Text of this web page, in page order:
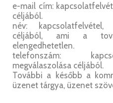
e-mail cím:
céljából.
név: kapcsolatfelvétel,
céljából, ami a
elengedhetetlen.
telefonszám:
megválaszolása céljából.
További a később a
üzenet tárgya, üzenet